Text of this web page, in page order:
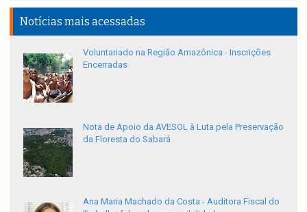
Notícias mais acessadas
Voluntariado na Região Amazônica - Inscrições
Encerradas
Nota de Apoio da AVESOL à Luta pela Preservação
da Floresta do Sabará
Ana Maria Machado da Costa - Auditora Fiscal do